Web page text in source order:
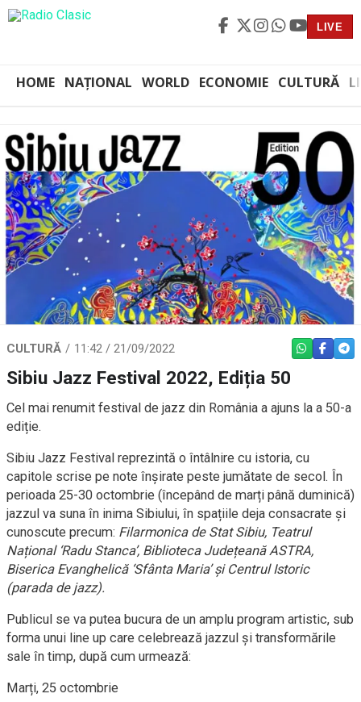
LIVE
HOME NAȚIONAL WORLD ECONOMIE CULTURĂ
CULTURĂ 11:42 / 21/09/2022 WHATSAPP
Sibiu Jazz Festival 2022, Ediția 50
Cel mai renumit festival de jazz din România a ajuns la a 50-a
ediție.
Sibiu Jazz Festival reprezintă o întâlnire cu istoria, cu
capitole scrise pe note înșirate peste jumătate de secol. În
perioada 25-30 octombrie (începând de marți până duminică)
jazzul va suna în inima Sibiului, în spațiile deja consacrate și
cunoscute precum: Filarmonica de Stat Sibiu, Teatrul
Național ‘Radu Stanca’, Biblioteca Județeană ASTRA,
Biserica Evanghelică ‘Sfânta Maria’ și Centrul Istoric
(parada de jazz).
Publicul se va putea bucura de un amplu program artistic, sub
forma unui line up care celebrează jazzul și transformările
sale în timp, după cum urmează:
Marți, 25 octombrie